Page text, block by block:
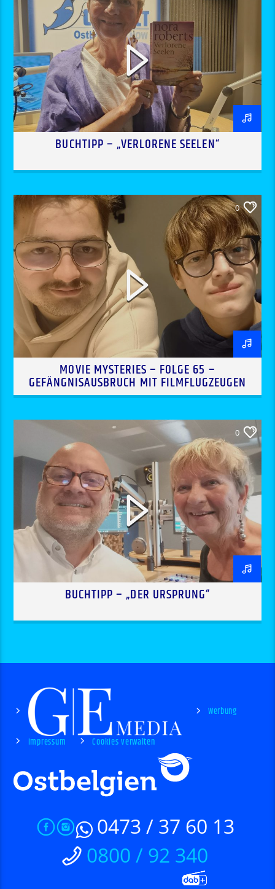
BUCHTIPP – „VERLORENE SEELEN“
0
MOVIE MYSTERIES – FOLGE 65 –
GEFÄNGNISAUSBRUCH MIT FILMFLUGZEUGEN
0
BUCHTIPP – „DER URSPRUNG“
Werbung
Impressum Cookies verwalten
0473 / 37 60 13
0800 / 92 340